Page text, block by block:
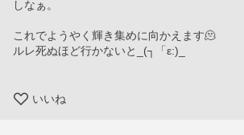
しなぁ。
これでようやく輝き集めに向かえます🫠
ルレ死ぬほど行かないと_(┐「ε:)_
いいね